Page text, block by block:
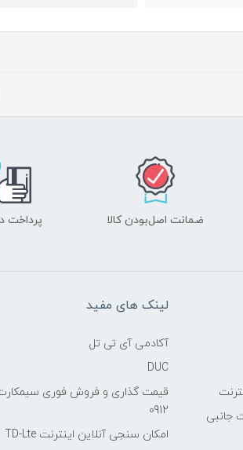
ضمانت اصل‌بودن کالا پرداخت
جانبی
لینک های مفید
آکادمی آی تی تل
DUC
قیمت گذاری و فروش فوری
0912
امکان سنجی آنلاین اینترنت TD-Lte